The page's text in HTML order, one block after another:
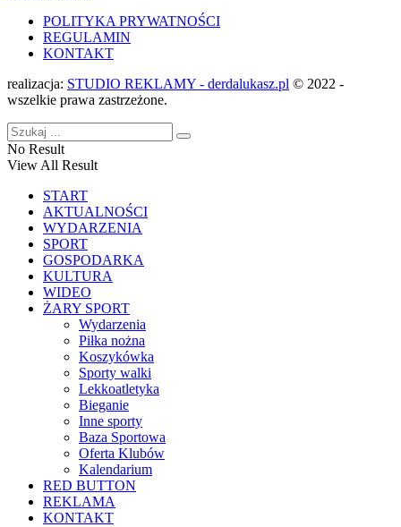
POLITYKA PRYWATNOŚCI
REGULAMIN
KONTAKT
realizacja: STUDIO REKLAMY - derdalukasz.pl © 2022 -
wszelkie prawa zastrzeżone.
No Result
View All Result
START
AKTUALNOŚCI
WYDARZENIA
SPORT
GOSPODARKA
KULTURA
WIDEO
ŻARY SPORT
Wydarzenia
Piłka nożna
Koszykówka
Sporty walki
Lekkoatletyka
Bieganie
Inne sporty
Baza Sportowa
Oferta Klubów
Kalendarium
RED BUTTON
REKLAMA
KONTAKT